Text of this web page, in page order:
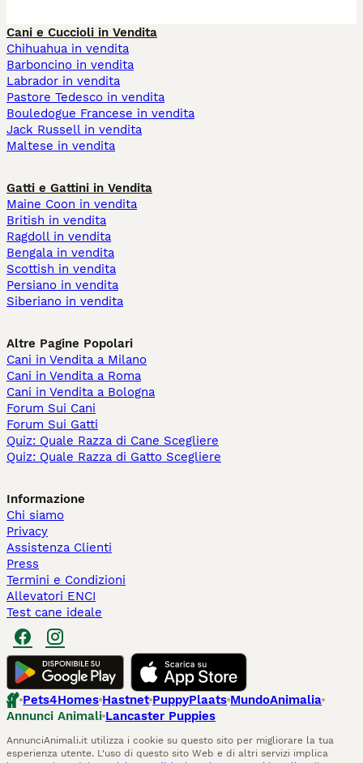
Cani e Cuccioli in Vendita
Chihuahua in vendita
Barboncino in vendita
Labrador in vendita
Pastore Tedesco in vendita
Bouledogue Francese in vendita
Jack Russell in vendita
Maltese in vendita
Gatti e Gattini in Vendita
Maine Coon in vendita
British in vendita
Ragdoll in vendita
Bengala in vendita
Scottish in vendita
Persiano in vendita
Siberiano in vendita
Altre Pagine Popolari
Cani in Vendita a Milano
Cani in Vendita a Roma
Cani in Vendita a Bologna
Forum Sui Cani
Forum Sui Gatti
Quiz: Quale Razza di Cane Scegliere
Quiz: Quale Razza di Gatto Scegliere
Informazione
Chi siamo
Privacy
Assistenza Clienti
Press
Termini e Condizioni
Allevatori ENCI
Test cane ideale
Pets4Homes Hastnet PuppyPlaats MundoAnimalia
Annunci Animali Lancaster Puppies
AnnunciAnimali.it utilizza i cookie su questo sito per migliorare la tua
esperienza utente. L'uso di questo sito Web e di altri servizi implica